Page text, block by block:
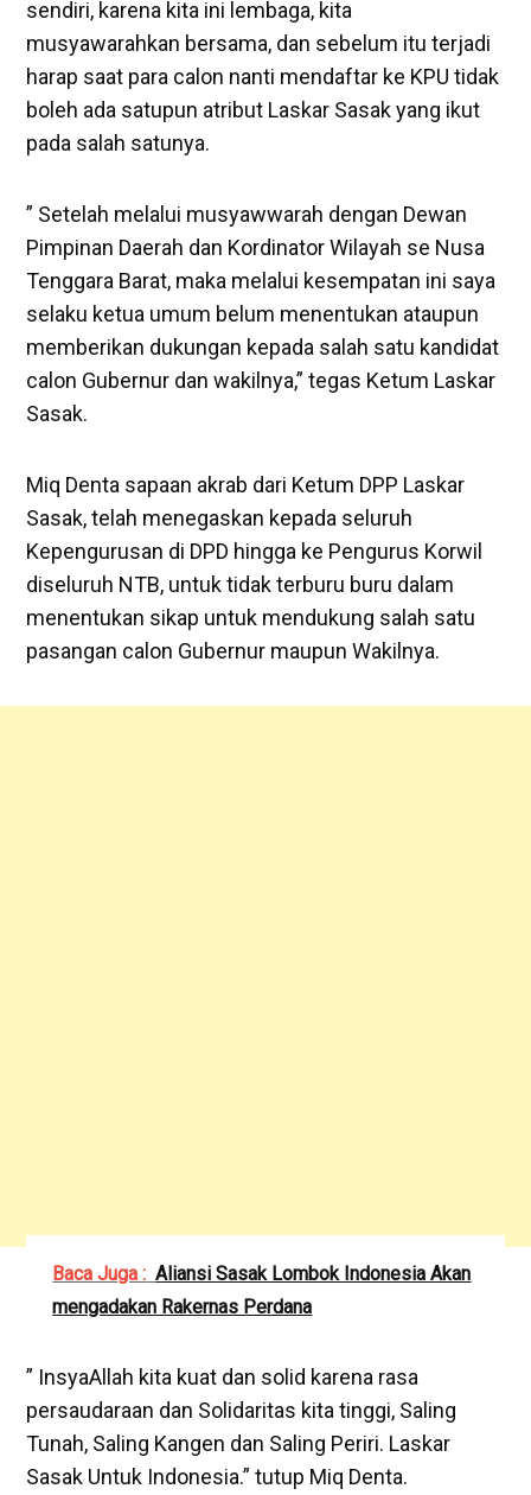
sendiri, karena kita ini lembaga, kita
musyawarahkan bersama, dan sebelum itu terjadi
harap saat para calon nanti mendaftar ke KPU tidak
boleh ada satupun atribut Laskar Sasak yang ikut
pada salah satunya.
” Setelah melalui musyawwarah dengan Dewan
Pimpinan Daerah dan Kordinator Wilayah se Nusa
Tenggara Barat, maka melalui kesempatan ini saya
selaku ketua umum belum menentukan ataupun
memberikan dukungan kepada salah satu kandidat
calon Gubernur dan wakilnya,” tegas Ketum Laskar
Sasak.
Miq Denta sapaan akrab dari Ketum DPP Laskar
Sasak, telah menegaskan kepada seluruh
Kepengurusan di DPD hingga ke Pengurus Korwil
diseluruh NTB, untuk tidak terburu buru dalam
menentukan sikap untuk mendukung salah satu
pasangan calon Gubernur maupun Wakilnya.
Baca Juga : Aliansi Sasak Lombok Indonesia Akan
mengadakan Rakernas Perdana
” InsyaAllah kita kuat dan solid karena rasa
persaudaraan dan Solidaritas kita tinggi, Saling
Tunah, Saling Kangen dan Saling Periri. Laskar
Sasak Untuk Indonesia.” tutup Miq Denta.